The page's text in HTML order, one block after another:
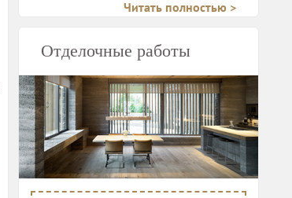
Читать полностью >
Отделочные работы